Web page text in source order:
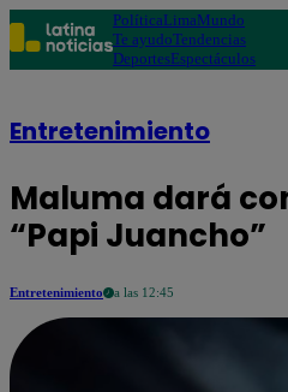
PolíticaLimaMundo
Te ayudoTendencias
DeportesEspectáculos
Entretenimiento
Maluma dará
“Papi Juancho”
Entretenimiento a las 12:45